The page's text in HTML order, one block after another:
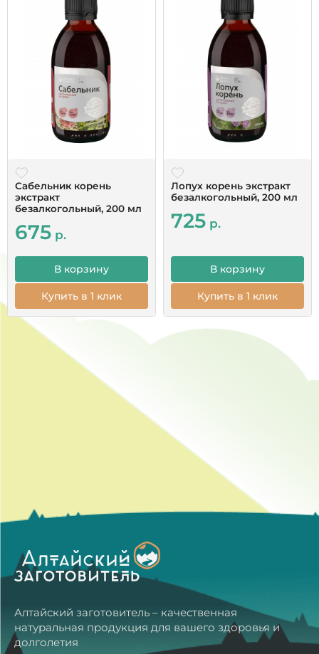
Татьяна
Большое спасибо за быструю доставку,
качественную упаковку, одноразовые пипетки.
Сервис на высшем уровне!Это первый заказ,
начну принимать, дополню по результатам. Бог
помощь всем.
Сабельник корень
экстракт
безалкогольный, 200 мл
675р.
В корзину
Купить в 1 клик
Лопух корень экстракт
безалкогольный, 200 мл
725р.
В корзину
Купить в 1 клик
Алтайский заготовитель – качественная
натуральная продукция для вашего здоровья и
долголетия